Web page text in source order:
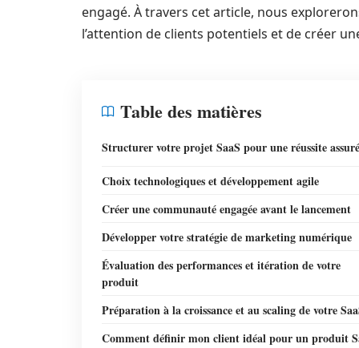
engagé. À travers cet article, nous
l’attention de clients potentiels et de créer
Table des matières
Structurer votre projet SaaS pour une réussite
Choix technologiques et développement agile
Créer une communauté engagée avant le lancement
Développer votre stratégie de marketing numérique
Évaluation des performances et itération de votre
produit
Préparation à la croissance et au scaling de votre
Comment définir mon client idéal pour un produit